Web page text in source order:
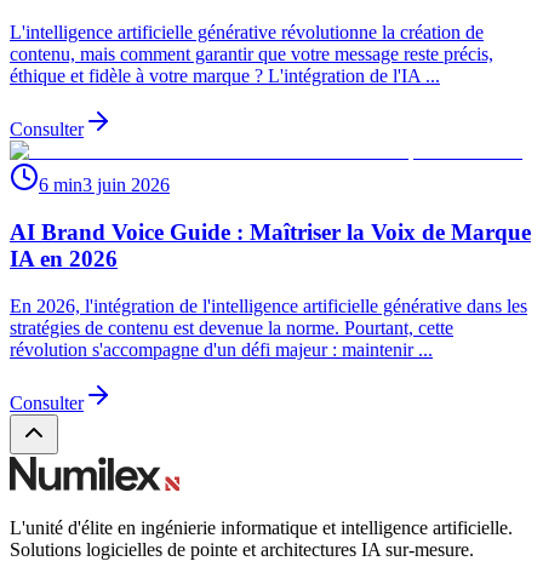
L'intelligence artificielle générative révolutionne la création de
contenu, mais comment garantir que votre message reste précis,
éthique et fidèle à votre marque ? L'intégration de l'IA ...
Consulter
6 min3 juin 2026
AI Brand Voice Guide : Maîtriser la Voix de Marque
IA en 2026
En 2026, l'intégration de l'intelligence artificielle générative dans les
stratégies de contenu est devenue la norme. Pourtant, cette
révolution s'accompagne d'un défi majeur : maintenir ...
Consulter
L'unité d'élite en ingénierie informatique et intelligence artificielle.
Solutions logicielles de pointe et architectures IA sur-mesure.